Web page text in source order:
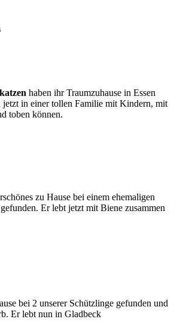
haben ihr Traumzuhause in Essen
jetzt in einer tollen Familie mit Kindern, mit
toben können.
zu Hause bei einem ehemaligen
Er lebt jetzt mit Biene zusammen
bei 2 unserer Schützlinge gefunden und
Er lebt nun in Gladbeck